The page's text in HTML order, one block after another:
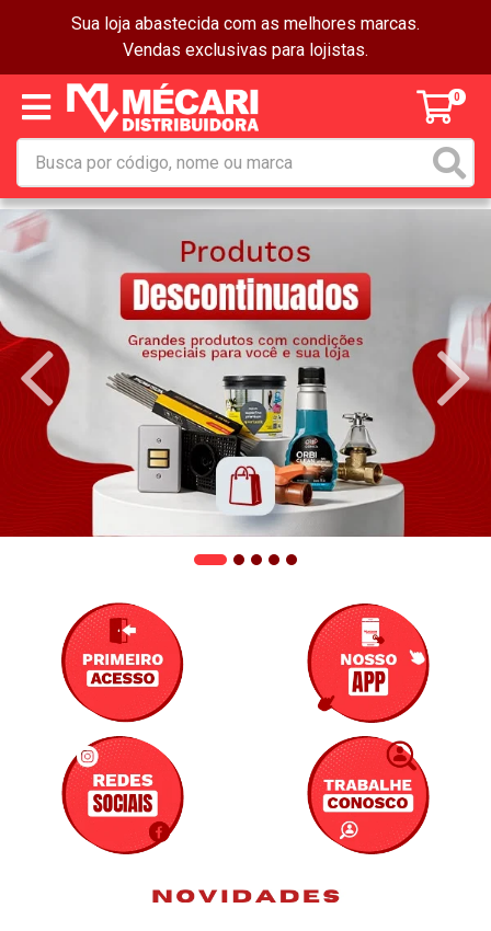
Sua loja abastecida com as melhores marcas.
Vendas exclusivas para lojistas.
0